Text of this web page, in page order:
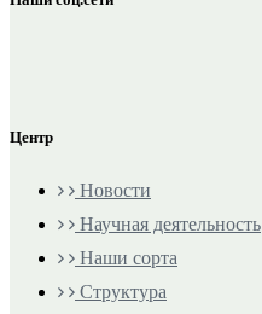
Центр
Новости
Научная деятельность
Наши сорта
Структура